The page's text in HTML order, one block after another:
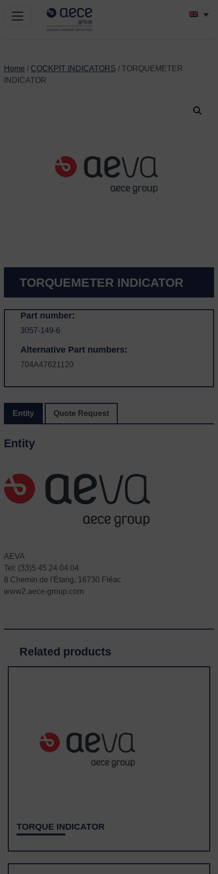
Home / COCKPIT INDICATORS / TORQUEMETER
INDICATOR
TORQUEMETER INDICATOR
Part number:
3057-149-6
Alternative Part numbers:
704A47621120
Entity Quote Request
Entity
AEVA
Tel: (33)5 45 24 04 04
8 Chemin de l'Étang, 16730 Fléac
www2.aece-group.com
Related products
TORQUE INDICATOR